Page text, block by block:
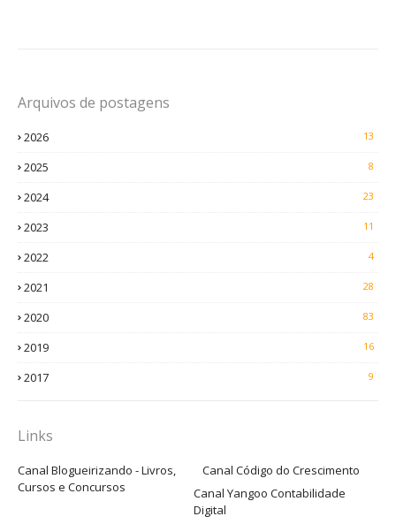
Arquivos de postagens
2026 13
2025 8
2024 23
2023 11
2022 4
2021 28
2020 83
2019 16
2017 9
Links
Canal Blogueirizando - Livros,
Cursos e Concursos
Canal Código do Crescimento
Canal Yangoo Contabilidade
Digital